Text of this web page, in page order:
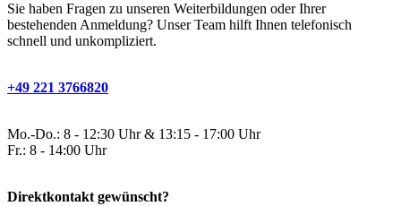
Sie haben Fragen zu unseren Weiterbildungen oder Ihrer
bestehenden Anmeldung? Unser Team hilft Ihnen telefonisch
schnell und unkompliziert.
+49 221 3766820
Mo.-Do.: 8 - 12:30 Uhr & 13:15 - 17:00 Uhr
Fr.: 8 - 14:00 Uhr
Direktkontakt gewünscht?